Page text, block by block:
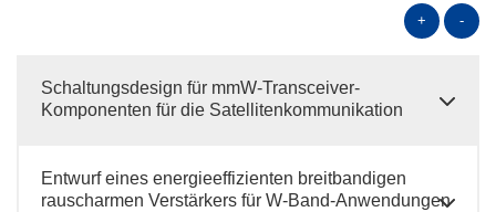
+ -
Schaltungsdesign für mmW-Transceiver-
Komponenten für die Satellitenkommunikation
Entwurf eines energieeffizienten breitbandigen
rauscharmen Verstärkers für W-Band-Anwendungen